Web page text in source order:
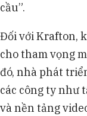
cầu”.
Đối với Krafton,
cho tham vọng
đó, nhà phát
các công ty như
và nền tảng